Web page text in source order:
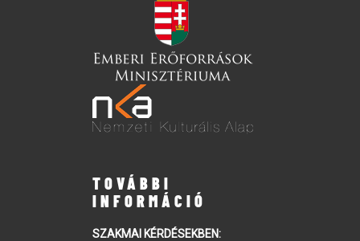
TOVÁBBI
INFORMÁCIÓ
SZAKMAI KÉRDÉSEKBEN: